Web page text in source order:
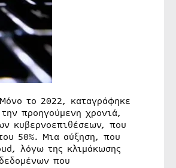
το 2022, καταγράφηκε
προηγούμενη χρονιά,
κυβερνοεπιθέσεων, που
50%. Μια αύξηση, που
λόγω της κλιμάκωσης
που